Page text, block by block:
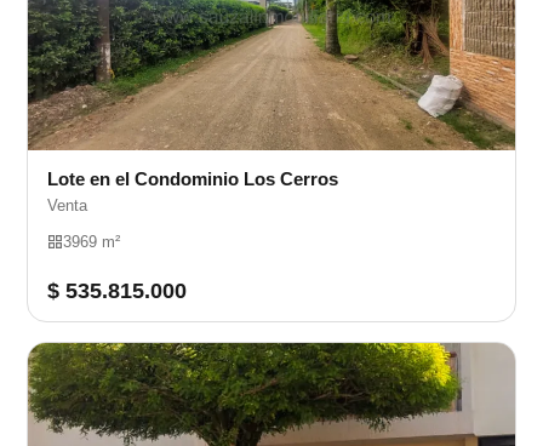
Lote en el Condominio Los Cerros
Venta
3969 m²
$ 535.815.000